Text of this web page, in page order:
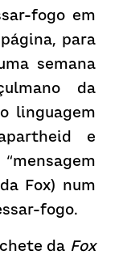
fogo em
para
semana
da
linguagem
e
Fox) num
fogo.
da
Fox